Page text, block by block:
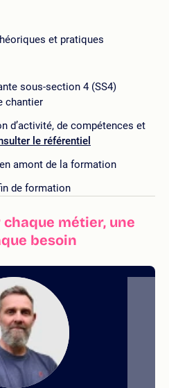
et pratiques
sous-section 4 (SS4)
chantier
d’activité, de compétences et
le référentiel
amont de la formation
de formation
métier, une
besoin